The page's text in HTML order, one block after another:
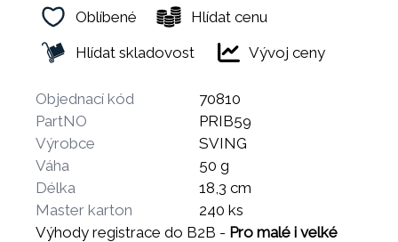
Oblíbené
Hlídat cenu
Hlídat skladovost
Vývoj ceny
Objednací kód
70810
PartNO
PRIB59
Výrobce
SVING
Váha
50 g
Délka
18,3 cm
Master karton
240 ks
Výhody registrace do B2B - Pro malé i velké